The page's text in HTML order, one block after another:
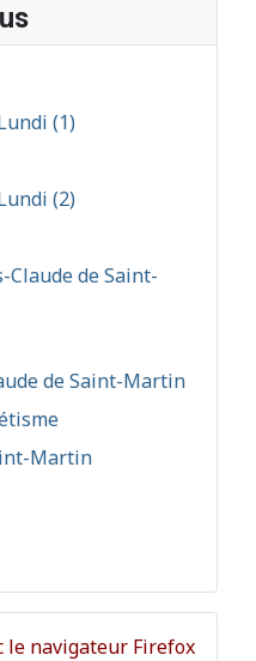
(1)
(2)
Claude de Saint-
de Saint-Martin
Martin
le navigateur Firefox